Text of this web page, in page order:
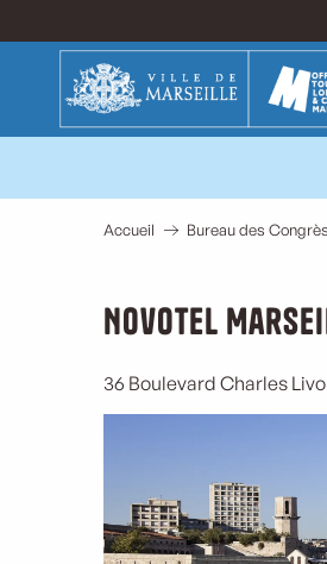
contenu
Accueil Bureau des
Novotel
36 Boulevard Charles